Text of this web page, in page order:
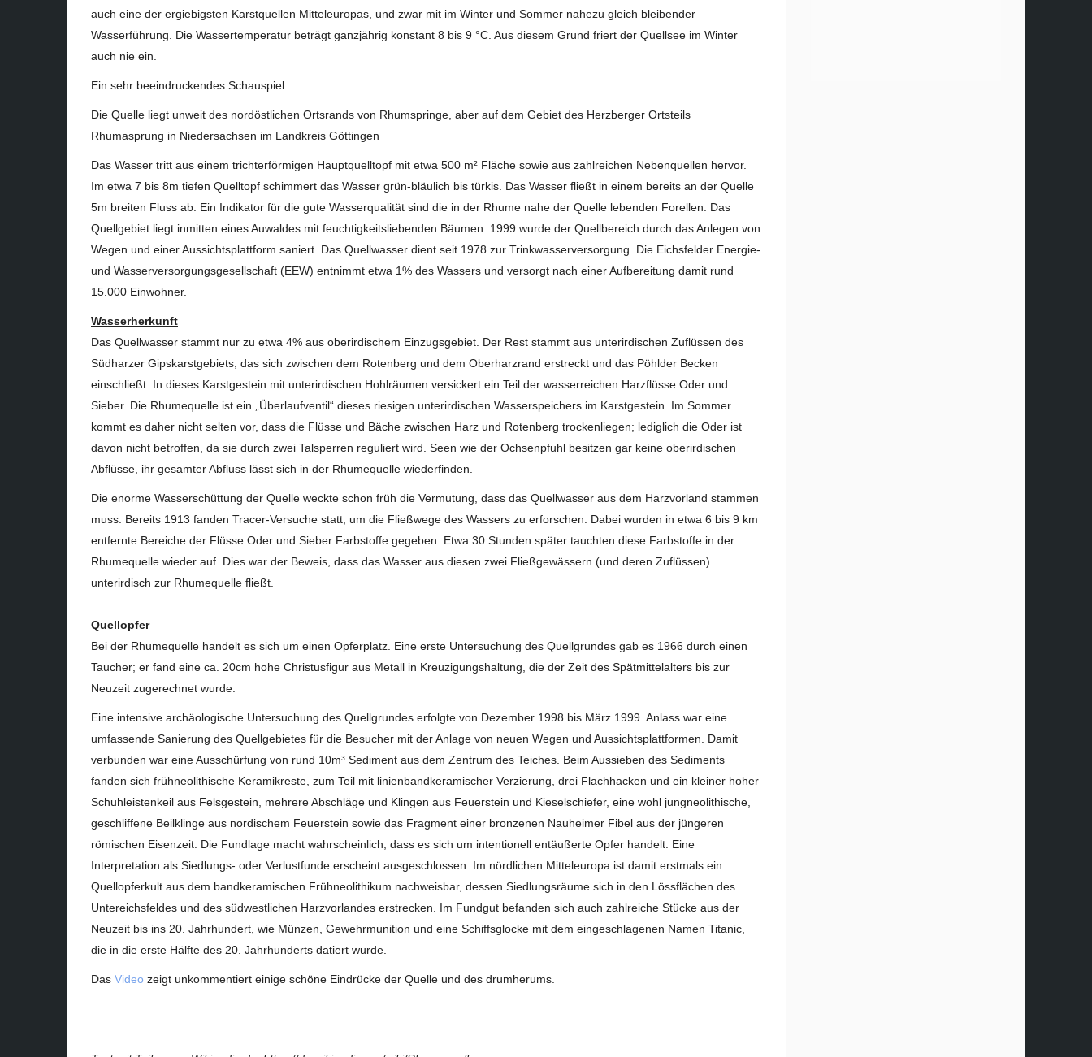
auch eine der ergiebigsten Karstquellen Mitteleuropas, und zwar mit im Winter und Sommer nahezu gleich bleibender
Wasserführung. Die Wassertemperatur beträgt ganzjährig konstant 8 bis 9 °C. Aus diesem Grund friert der Quellsee im Winter
auch nie ein.
Ein sehr beeindruckendes Schauspiel.
Die Quelle liegt unweit des nordöstlichen Ortsrands von Rhumspringe, aber auf dem Gebiet des Herzberger Ortsteils
Rhumasprung in Niedersachsen im Landkreis Göttingen
Das Wasser tritt aus einem trichterförmigen Hauptquelltopf mit etwa 500 m² Fläche sowie aus zahlreichen Nebenquellen hervor.
Im etwa 7 bis 8m tiefen Quelltopf schimmert das Wasser grün-bläulich bis türkis. Das Wasser fließt in einem bereits an der Quelle
5m breiten Fluss ab. Ein Indikator für die gute Wasserqualität sind die in der Rhume nahe der Quelle lebenden Forellen. Das
Quellgebiet liegt inmitten eines Auwaldes mit feuchtigkeitsliebenden Bäumen. 1999 wurde der Quellbereich durch das Anlegen von
Wegen und einer Aussichtsplattform saniert. Das Quellwasser dient seit 1978 zur Trinkwasserversorgung. Die Eichsfelder Energie-
und Wasserversorgungsgesellschaft (EEW) entnimmt etwa 1% des Wassers und versorgt nach einer Aufbereitung damit rund
15.000 Einwohner.
Wasserherkunft
Das Quellwasser stammt nur zu etwa 4% aus oberirdischem Einzugsgebiet. Der Rest stammt aus unterirdischen Zuflüssen des
Südharzer Gipskarstgebiets, das sich zwischen dem Rotenberg und dem Oberharzrand erstreckt und das Pöhlder Becken
einschließt. In dieses Karstgestein mit unterirdischen Hohlräumen versickert ein Teil der wasserreichen Harzflüsse Oder und
Sieber. Die Rhumequelle ist ein „Überlaufventil“ dieses riesigen unterirdischen Wasserspeichers im Karstgestein. Im Sommer
kommt es daher nicht selten vor, dass die Flüsse und Bäche zwischen Harz und Rotenberg trockenliegen; lediglich die Oder ist
davon nicht betroffen, da sie durch zwei Talsperren reguliert wird. Seen wie der Ochsenpfuhl besitzen gar keine oberirdischen
Abflüsse, ihr gesamter Abfluss lässt sich in der Rhumequelle wiederfinden.
Die enorme Wasserschüttung der Quelle weckte schon früh die Vermutung, dass das Quellwasser aus dem Harzvorland stammen
muss. Bereits 1913 fanden Tracer-Versuche statt, um die Fließwege des Wassers zu erforschen. Dabei wurden in etwa 6 bis 9 km
entfernte Bereiche der Flüsse Oder und Sieber Farbstoffe gegeben. Etwa 30 Stunden später tauchten diese Farbstoffe in der
Rhumequelle wieder auf. Dies war der Beweis, dass das Wasser aus diesen zwei Fließgewässern (und deren Zuflüssen)
unterirdisch zur Rhumequelle fließt.
Quellopfer
Bei der Rhumequelle handelt es sich um einen Opferplatz. Eine erste Untersuchung des Quellgrundes gab es 1966 durch einen
Taucher; er fand eine ca. 20cm hohe Christusfigur aus Metall in Kreuzigungshaltung, die der Zeit des Spätmittelalters bis zur
Neuzeit zugerechnet wurde.
Eine intensive archäologische Untersuchung des Quellgrundes erfolgte von Dezember 1998 bis März 1999. Anlass war eine
umfassende Sanierung des Quellgebietes für die Besucher mit der Anlage von neuen Wegen und Aussichtsplattformen. Damit
verbunden war eine Ausschürfung von rund 10m³ Sediment aus dem Zentrum des Teiches. Beim Aussieben des Sediments
fanden sich frühneolithische Keramikreste, zum Teil mit linienbandkeramischer Verzierung, drei Flachhacken und ein kleiner hoher
Schuhleistenkeil aus Felsgestein, mehrere Abschläge und Klingen aus Feuerstein und Kieselschiefer, eine wohl jungneolithische,
geschliffene Beilklinge aus nordischem Feuerstein sowie das Fragment einer bronzenen Nauheimer Fibel aus der jüngeren
römischen Eisenzeit. Die Fundlage macht wahrscheinlich, dass es sich um intentionell entäußerte Opfer handelt. Eine
Interpretation als Siedlungs- oder Verlustfunde erscheint ausgeschlossen. Im nördlichen Mitteleuropa ist damit erstmals ein
Quellopferkult aus dem bandkeramischen Frühneolithikum nachweisbar, dessen Siedlungsräume sich in den Lössflächen des
Untereichsfeldes und des südwestlichen Harzvorlandes erstrecken. Im Fundgut befanden sich auch zahlreiche Stücke aus der
Neuzeit bis ins 20. Jahrhundert, wie Münzen, Gewehrmunition und eine Schiffsglocke mit dem eingeschlagenen Namen Titanic,
die in die erste Hälfte des 20. Jahrhunderts datiert wurde.
Das Video zeigt unkommentiert einige schöne Eindrücke der Quelle und des drumherums.